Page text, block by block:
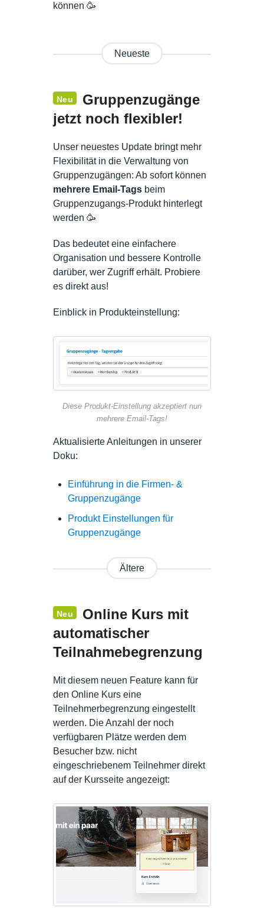
können 🥳
Neueste
Neu
Gruppenzugänge
jetzt noch flexibler!
Unser neuestes Update bringt mehr
Flexibilität in die Verwaltung von
Gruppenzugängen: Ab sofort können
mehrere Email-Tags beim
Gruppenzugangs-Produkt hinterlegt
werden 🥳
Das bedeutet eine einfachere
Organisation und bessere Kontrolle
darüber, wer Zugriff erhält. Probiere
es direkt aus!
Einblick in Produkteinstellung:
Diese Produkt-Einstellung akzeptiert nun
mehrere Email-Tags!
Aktualisierte Anleitungen in unserer
Doku:
Einführung in die Firmen- &
Gruppenzugänge
Produkt Einstellungen für
Gruppenzugänge
Ältere
Neu
Online Kurs mit
automatischer
Teilnahmebegrenzung
Mit diesem neuen Feature kann für
den Online Kurs eine
Teilnehmerbegrenzung eingestellt
werden. Die Anzahl der noch
verfügbaren Plätze werden dem
Besucher bzw. nicht
eingeschriebenem Teilnehmer direkt
auf der Kursseite angezeigt: